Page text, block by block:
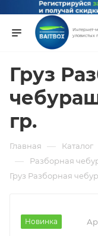
Интернет-
уловистых
Груз
гр.
Главная — Каталог
— Разборная
Груз Разборная
Новинка